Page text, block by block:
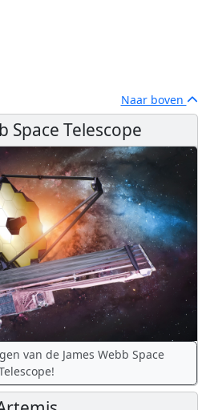
Naar boven
Space Telescope
van de James Webb Space